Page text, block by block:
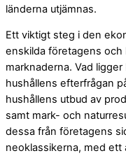
länderna utjämnas.
Ett viktigt steg i den
enskilda företagens och
marknaderna. Vad
hushållens efterfrågan
hushållens utbud av
samt mark- och
dessa från företagens
neoklassikerna, med ett